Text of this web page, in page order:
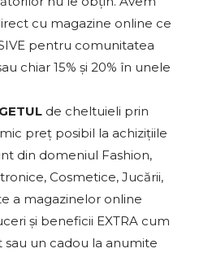
cu magazine online ce
pentru comunitatea
chiar 15% și 20% în unele
de cheltuieli prin
preț posibil la achizițiile
din domeniul Fashion,
Cosmetice, Jucării,
a magazinelor online
și beneficii EXTRA cum
un cadou la anumite